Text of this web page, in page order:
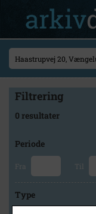
Filtrering
0 resultater
Periode
Fra Til
Type